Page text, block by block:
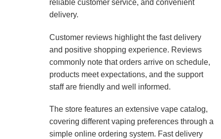
reliable customer service, and convenient
delivery.
Customer reviews highlight the fast delivery
and positive shopping experience. Reviews
commonly note that orders arrive on schedule,
products meet expectations, and the support
staff are friendly and well informed.
The store features an extensive vape catalog,
covering different vaping preferences through a
simple online ordering system. Fast delivery